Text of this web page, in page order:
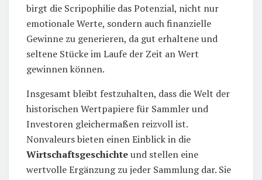
birgt die Scripophilie das Potenzial, nicht nur
emotionale Werte, sondern auch finanzielle
Gewinne zu generieren, da gut erhaltene und
seltene Stücke im Laufe der Zeit an Wert
gewinnen können.
Insgesamt bleibt festzuhalten, dass die Welt der
historischen Wertpapiere für Sammler und
Investoren gleichermaßen reizvoll ist.
Nonvaleurs bieten einen Einblick in die
Wirtschaftsgeschichteund stellen eine
wertvolle Ergänzung zu jeder Sammlung dar. Sie